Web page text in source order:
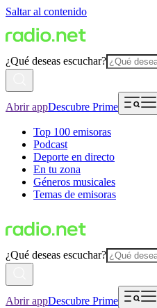
Saltar al contenido
¿Qué deseas escuchar?
Abrir appDescubre Prime
Top 100 emisoras
Podcast
Deporte en directo
En tu zona
Géneros musicales
Temas de emisoras
¿Qué deseas escuchar?
Abrir appDescubre Prime